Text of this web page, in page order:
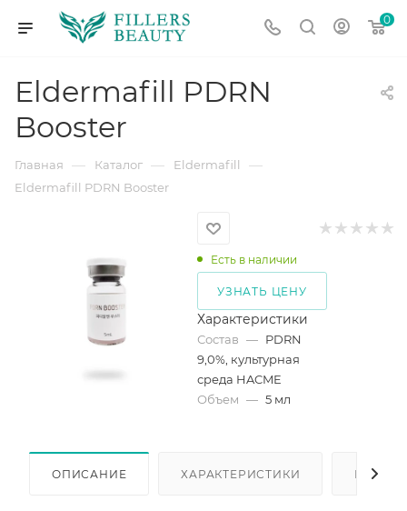
0
Eldermafill PDRN
Booster
Главная — Каталог — Eldermafill —
Eldermafill PDRN Booster
Есть в наличии
УЗНАТЬ ЦЕНУ
Характеристики
Состав — PDRN
9,0%, культурная
среда HACME
Объем — 5 мл
ОПИСАНИЕ ХАРАКТЕРИСТИКИ КАК